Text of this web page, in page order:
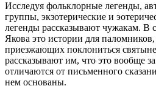
Исследуя фольклорные легенды,
группы, экзотерические и
легенды рассказывают чужакам. В
Якова это истории для
приезжающих поклониться
рассказывают им, что это вообще
отличаются от письменного
нем основаны.